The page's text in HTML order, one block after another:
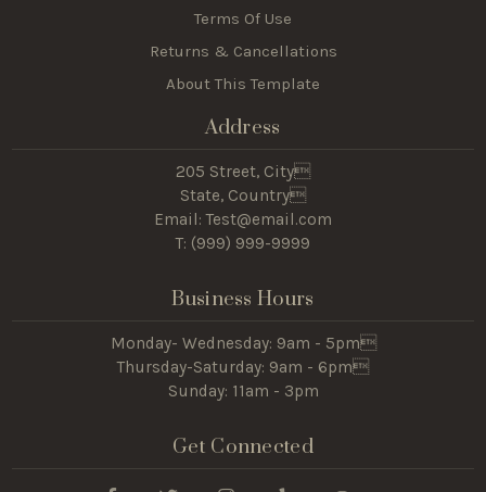
Terms Of Use
Returns & Cancellations
About This Template
Address
205 Street, City
State, Country
Email: Test@email.com
T: (999) 999-9999
Business Hours
Monday- Wednesday: 9am - 5pm
Thursday-Saturday: 9am - 6pm
Sunday: 11am - 3pm
Get Connected